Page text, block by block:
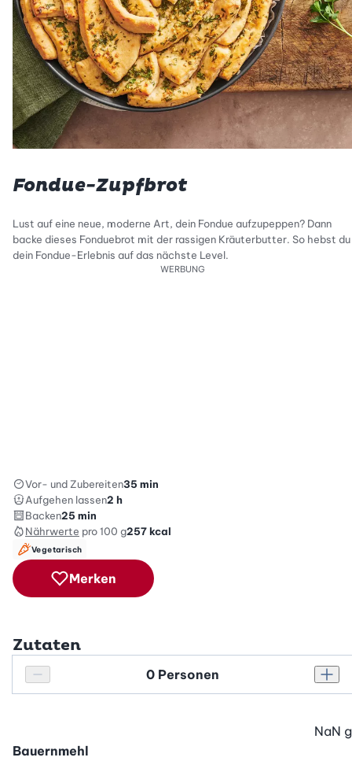
Fondue-Zupfbrot
Lust auf eine neue, moderne Art, dein Fondue aufzupeppen? Dann
backe dieses Fonduebrot mit der rassigen Kräuterbutter. So hebst du
dein Fondue-Erlebnis auf das nächste Level.
WERBUNG
Vor- und Zubereiten35 min
Aufgehen lassen2 h
Backen25 min
Nährwerte pro 100 g257kcal
Vegetarisch
Merken
Zutaten
Personenanzahl verringern
Personenanzahl
Bauernmehl
NaN g